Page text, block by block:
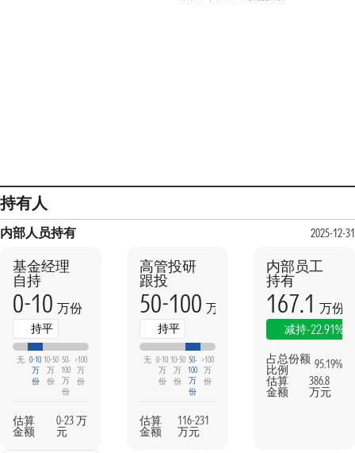
持有人
内部人员持有 2025-12-31
基金经理
自持
0-10 万份
持平
无 0-10
万
份
10-50
万
份
50-
100
万
份
>100
万
份
估算
金额
0-23 万
元
高管投研
跟投
50-100 万份
持平
无 0-10
万
份
10-50
万
份
50-
100
万
份
>100
万
份
估算
金额
116-231
万元
内部员工
持有
167.1 万份
减持-22.91%
占总份额
比例
95.19%
估算
金额
386.8
万元